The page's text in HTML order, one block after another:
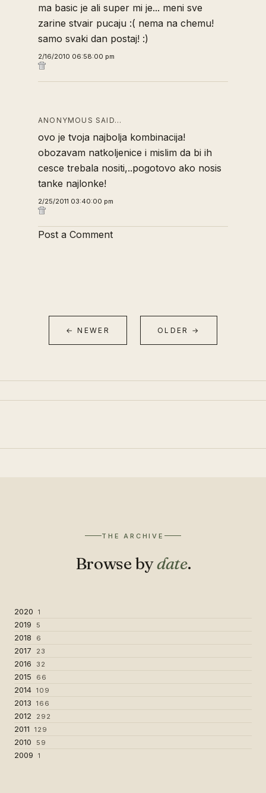
ma basic je ali super mi je... meni sve
zarine stvair pucaju :( nema na chemu!
samo svaki dan postaj! :)
2/16/2010 06:58:00 pm
ANONYMOUS SAID…
ovo je tvoja najbolja kombinacija!
obozavam natkoljenice i mislim da bi ih
cesce trebala nositi,..pogotovo ako nosis
tanke najlonke!
2/25/2011 03:40:00 pm
Post a Comment
← NEWER OLDER →
THE ARCHIVE
Browse bydate.
2020 1
2019 5
2018 6
2017 23
2016 32
2015 66
2014 109
2013 166
2012 292
2011 129
2010 59
2009 1